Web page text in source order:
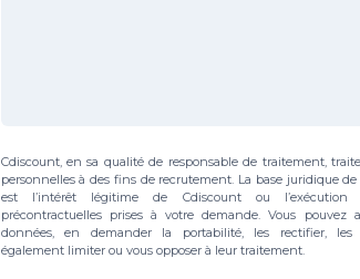
Cdiscount, en sa qualité de responsable de traitement,
personnelles à des fins de recrutement. La base juridique
est l’intérêt légitime de Cdiscount ou l’exécution
précontractuelles prises à votre demande. Vous pouvez
données, en demander la portabilité, les rectifier, les
également limiter ou vous opposer à leur traitement.